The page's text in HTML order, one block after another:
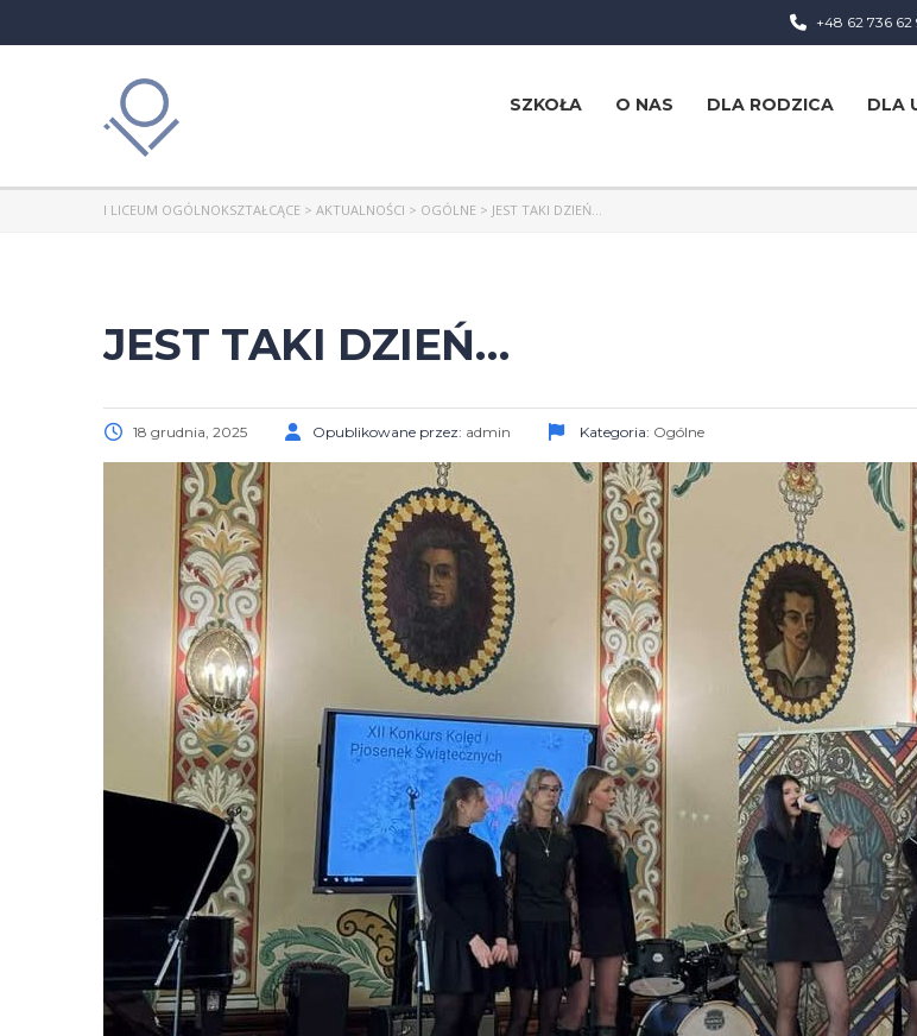
+48 62 736 62
SZKOŁA O NAS DLA RODZICA DLA
I LICEUM OGÓLNOKSZTAŁCĄCE > AKTUALNOŚCI > OGÓLNE > JEST TAKI DZIEŃ…
JEST TAKI DZIEŃ…
18 grudnia, 2025 Opublikowane przez: admin Kategoria: Ogólne